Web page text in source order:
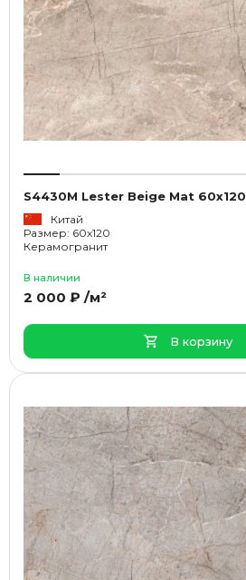
S4430M Lester Beige Mat 60x120
Китай
Размер: 60x120
Керамогранит
В наличии
2 000 ₽ /м²
В корзину